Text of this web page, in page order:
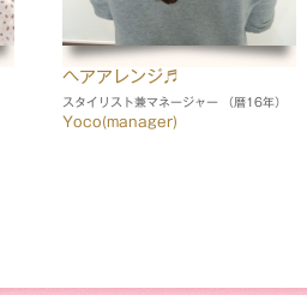
ヘアアレンジ♬
スタイリスト兼マネージャー （暦16年）
Yoco(manager)